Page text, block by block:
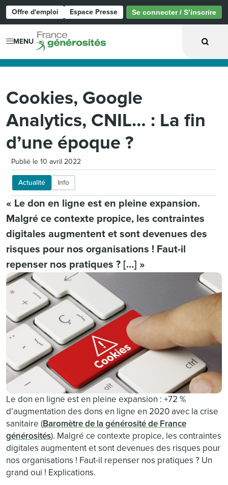
Offre d'emploi Espace Presse Se connecter / S’inscrire
MENU
Cookies, Google
Analytics, CNIL… : La fin
d’une époque ?
Publié le 10 avril 2022
Actualité Info
« Le don en ligne est en pleine expansion.
Malgré ce contexte propice, les contraintes
digitales augmentent et sont devenues des
risques pour nos organisations ! Faut-il
repenser nos pratiques ? […] »
Le don en ligne est en pleine expansion : +72 %
d’augmentation des dons en ligne en 2020 avec la crise
sanitaire (Baromètre de la générosité de France
générosités). Malgré ce contexte propice, les contraintes
digitales augmentent et sont devenues des risques pour
nos organisations ! Faut-il repenser nos pratiques ? Un
grand oui ! Explications.